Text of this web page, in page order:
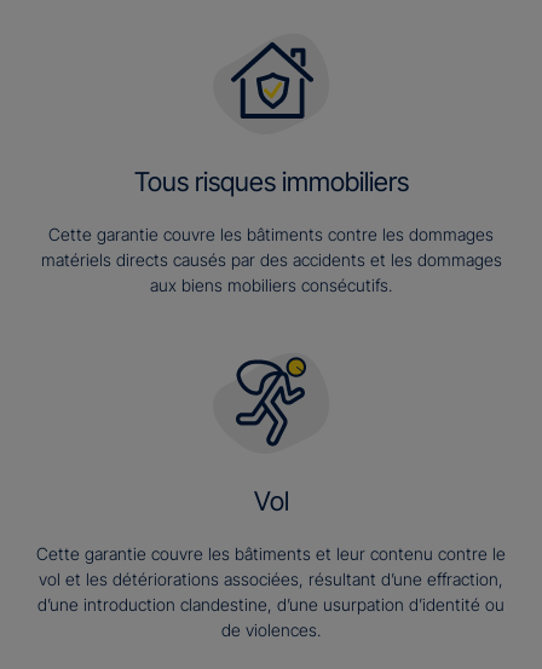
Tous risques immobiliers
Cette garantie couvre les bâtiments contre les dommages
matériels directs causés par des accidents et les dommages
aux biens mobiliers consécutifs.
Vol
Cette garantie couvre les bâtiments et leur contenu contre le
vol et les détériorations associées, résultant d’une effraction,
d’une introduction clandestine, d’une usurpation d’identité ou
de violences.